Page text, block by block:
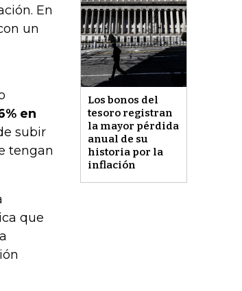
Los bonos del
tesoro registran
la mayor pérdida
anual de su
historia por la
inflación
En
un
en
subir
tengan
que